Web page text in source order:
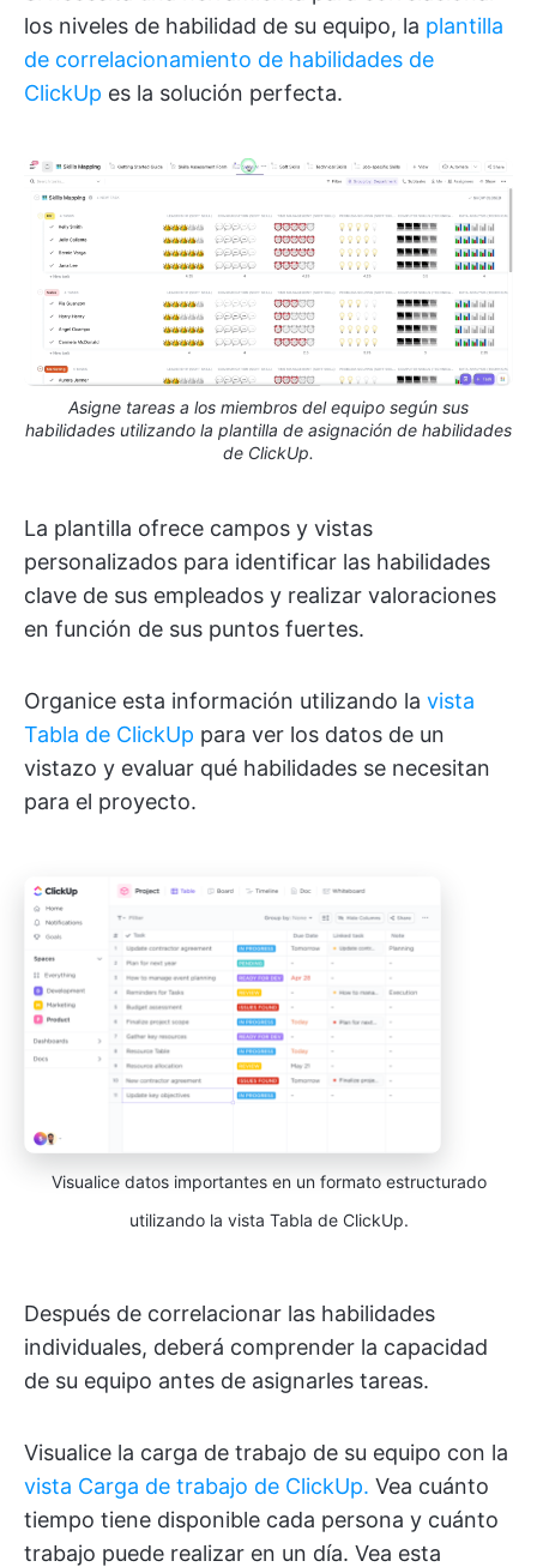
los niveles de habilidad de su equipo, la plantilla
de correlacionamiento de habilidades de
ClickUp es la solución perfecta.
Asigne tareas a los miembros del equipo según sus
habilidades utilizando la plantilla de asignación de habilidades
de ClickUp.
La plantilla ofrece campos y vistas
personalizados para identificar las habilidades
clave de sus empleados y realizar valoraciones
en función de sus puntos fuertes.
Organice esta información utilizando la vista
Tabla de ClickUp para ver los datos de un
vistazo y evaluar qué habilidades se necesitan
para el proyecto.
Visualice datos importantes en un formato estructurado
utilizando la vista Tabla de ClickUp.
Después de correlacionar las habilidades
individuales, deberá comprender la capacidad
de su equipo antes de asignarles tareas.
Visualice la carga de trabajo de su equipo con la
vista Carga de trabajo de ClickUp. Vea cuánto
tiempo tiene disponible cada persona y cuánto
trabajo puede realizar en un día. Vea esta